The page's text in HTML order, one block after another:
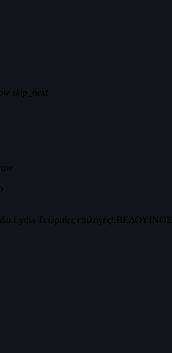
skip_next
Lydia Τι ωραίες επιλογές! ΒΕΔΟΥΙΝΟΣ